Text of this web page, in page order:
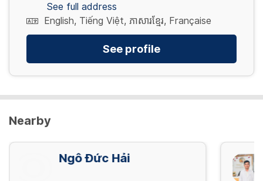
See full address
English, Tiếng Việt, ភាសារខ្មែរ, Française
See profile
Nearby
Ngô Đức Hải